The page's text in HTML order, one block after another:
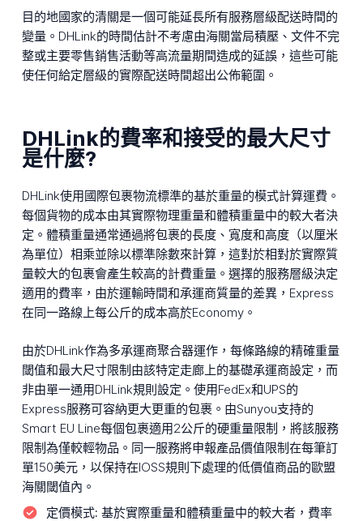
目的地國家的清關是一個可能延長所有服務層級配送時間的
變量。DHLink的時間估計不考慮由海關當局積壓、文件不完
整或主要零售銷售活動等高流量期間造成的延誤，這些可能
使任何給定層級的實際配送時間超出公佈範圍。
DHLink的費率和接受的最大尺寸
是什麼?
DHLink使用國際包裹物流標準的基於重量的模式計算運費。
每個貨物的成本由其實際物理重量和體積重量中的較大者決
定。體積重量通常通過將包裹的長度、寬度和高度（以厘米
為單位）相乘並除以標準除數來計算，這對於相對於實際質
量較大的包裹會產生較高的計費重量。選擇的服務層級決定
適用的費率，由於運輸時間和承運商質量的差異，Express
在同一路線上每公斤的成本高於Economy。
由於DHLink作為多承運商聚合器運作，每條路線的精確重量
閾值和最大尺寸限制由該特定走廊上的基礎承運商設定，而
非由單一通用DHLink規則設定。使用FedEx和UPS的
Express服務可容納更大更重的包裹。由Sunyou支持的
Smart EU Line每個包裹適用2公斤的硬重量限制，將該服務
限制為僅較輕物品。同一服務將申報產品價值限制在每筆訂
單150美元，以保持在IOSS規則下處理的低價值商品的歐盟
海關閾值內。
定價模式: 基於實際重量和體積重量中的較大者，費率